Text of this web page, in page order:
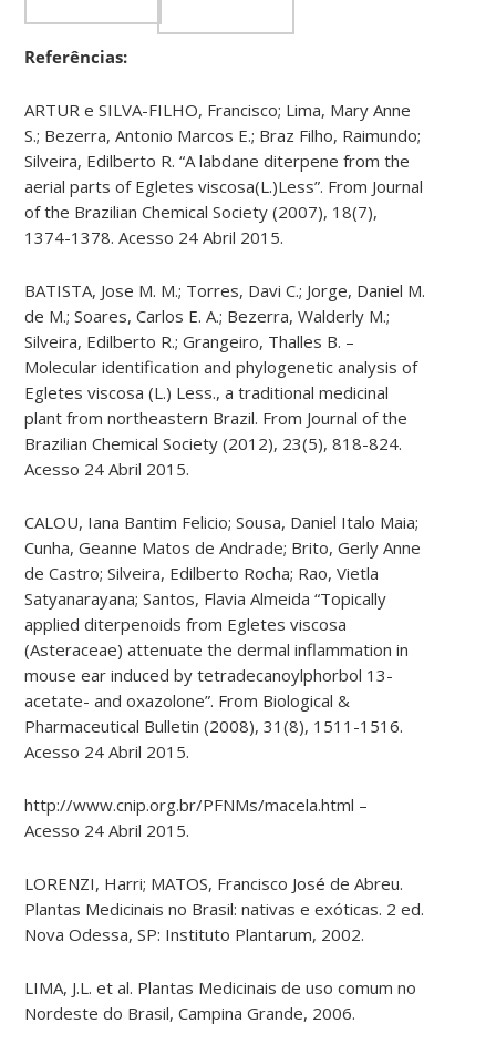
Referências:
ARTUR e SILVA-FILHO, Francisco; Lima, Mary Anne
S.; Bezerra, Antonio Marcos E.; Braz Filho, Raimundo;
Silveira, Edilberto R. “A labdane diterpene from the
aerial parts of Egletes viscosa(L.)Less”. From Journal
of the Brazilian Chemical Society (2007), 18(7),
1374-1378. Acesso 24 Abril 2015.
BATISTA, Jose M. M.; Torres, Davi C.; Jorge, Daniel M.
de M.; Soares, Carlos E. A.; Bezerra, Walderly M.;
Silveira, Edilberto R.; Grangeiro, Thalles B. –
Molecular identification and phylogenetic analysis of
Egletes viscosa (L.) Less., a traditional medicinal
plant from northeastern Brazil. From Journal of the
Brazilian Chemical Society (2012), 23(5), 818-824.
Acesso 24 Abril 2015.
CALOU, Iana Bantim Felicio; Sousa, Daniel Italo Maia;
Cunha, Geanne Matos de Andrade; Brito, Gerly Anne
de Castro; Silveira, Edilberto Rocha; Rao, Vietla
Satyanarayana; Santos, Flavia Almeida “Topically
applied diterpenoids from Egletes viscosa
(Asteraceae) attenuate the dermal inflammation in
mouse ear induced by tetradecanoylphorbol 13-​
acetate- and oxazolone”. From Biological &
Pharmaceutical Bulletin (2008), 31(8), 1511-1516.
Acesso 24 Abril 2015.
http://www.cnip.org.br/PFNMs/macela.html –
Acesso 24 Abril 2015.
LORENZI, Harri; MATOS, Francisco José de Abreu.
Plantas Medicinais no Brasil: nativas e exóticas. 2 ed.
Nova Odessa, SP: Instituto Plantarum, 2002.
LIMA, J.L. et al. Plantas Medicinais de uso comum no
Nordeste do Brasil, Campina Grande, 2006.